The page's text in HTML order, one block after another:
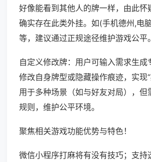
好像能看到其他人的牌一样，由此怀
确实存在此类外挂。如(手机德州,电
等，建议通过正规途径维护游戏公平。
自定义修改牌：用户可输入需求生成
修改自身牌型或隐藏操作痕迹，实现
用于多种场景（如与好友对局），但
规则，维护公平环境。
聚焦相关游戏功能优势与特色！
微信小程序打麻将有没有技巧；支持